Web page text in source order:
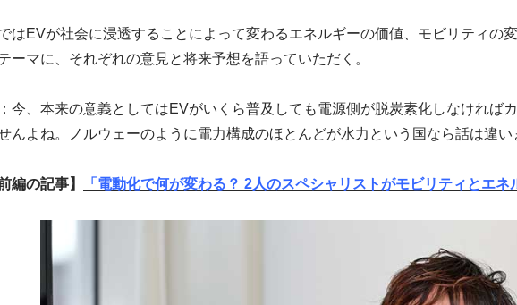
はEVが社会に浸透することによって変わるエネルギーの価値、モビリティの
ーマに、それぞれの意見と将来予想を語っていただく。
今、本来の意義としてはEVがいくら普及しても電源側が脱炭素化しなければ
んよね。ノルウェーのように電力構成のほとんどが水力という国なら話は違い
編の記事】 「電動化で何が変わる？ 2人のスペシャリストがモビリティとエネ